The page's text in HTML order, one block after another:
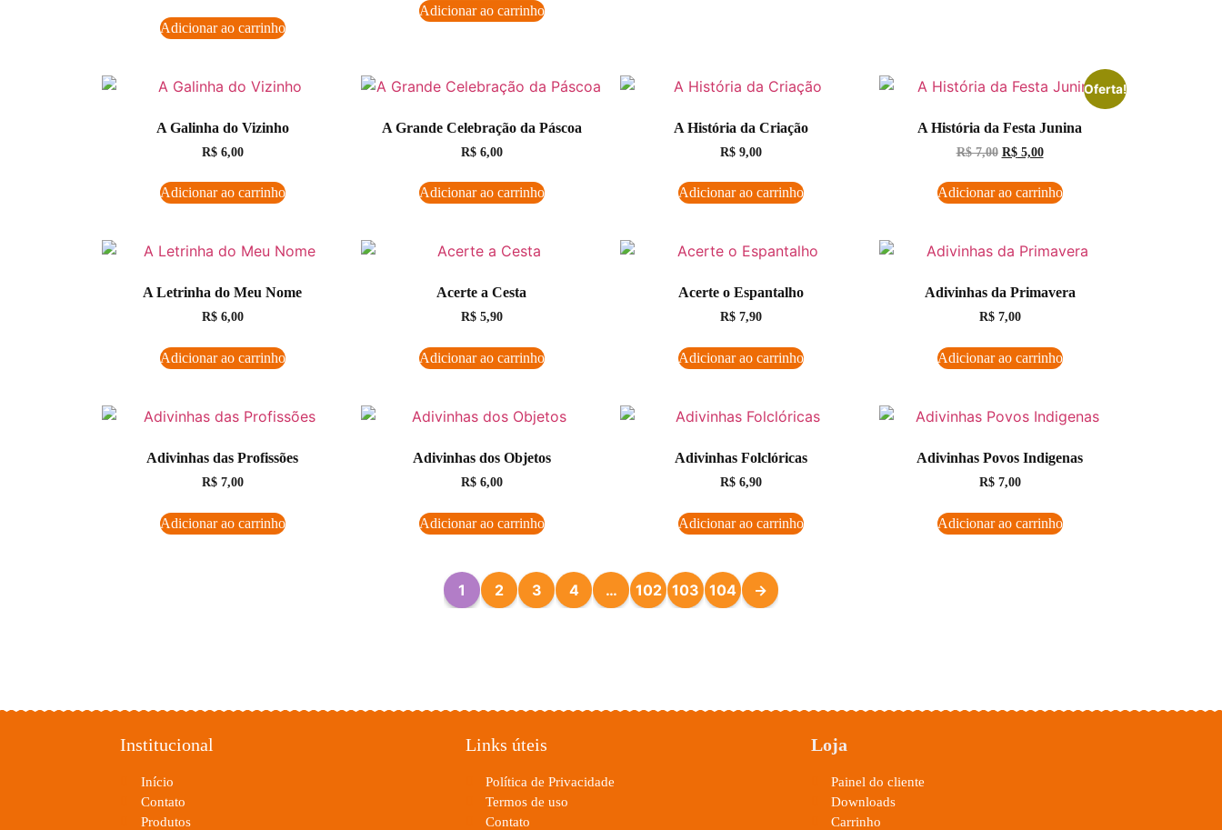
Adicionar ao carrinho
Adicionar ao carrinho
A Galinha do Vizinho
R$6,00
Adicionar ao carrinho
A Grande Celebração da Páscoa
R$6,00
Adicionar ao carrinho
A História da Criação
R$9,00
Adicionar ao carrinho
Oferta!
A História da Festa Junina
R$7,00 R$5,00
Adicionar ao carrinho
A Letrinha do Meu Nome
R$6,00
Adicionar ao carrinho
Acerte a Cesta
R$5,90
Adicionar ao carrinho
Acerte o Espantalho
R$7,90
Adicionar ao carrinho
Adivinhas da Primavera
R$7,00
Adicionar ao carrinho
Adivinhas das Profissões
R$7,00
Adicionar ao carrinho
Adivinhas dos Objetos
R$6,00
Adicionar ao carrinho
Adivinhas Folclóricas
R$6,90
Adicionar ao carrinho
Adivinhas Povos Indigenas
R$7,00
Adicionar ao carrinho
1 2 3 4 … 102 103 104 →
Institucional
Início
Contato
Produtos
Links úteis
Política de Privacidade
Termos de uso
Contato
Loja
Painel do cliente
Downloads
Carrinho